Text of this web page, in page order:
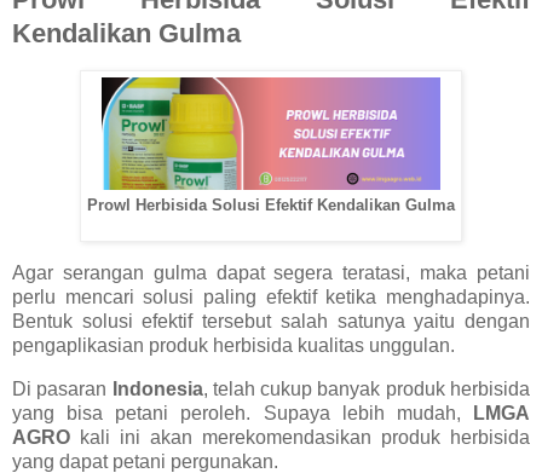
Kendalikan Gulma
Prowl Herbisida Solusi Efektif Kendalikan Gulma
Agar serangan gulma dapat segera teratasi, maka petani
perlu mencari solusi paling efektif ketika menghadapinya.
Bentuk solusi efektif tersebut salah satunya yaitu dengan
pengaplikasian produk herbisida kualitas unggulan.
Di pasaran Indonesia, telah cukup banyak produk herbisida
yang bisa petani peroleh. Supaya lebih mudah,
LMGA
AGRO kali ini akan merekomendasikan produk herbisida
yang dapat petani pergunakan.